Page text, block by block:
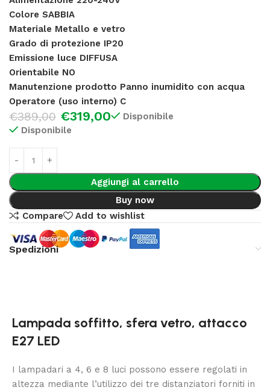
Colore SABBIA
Materiale Metallo e vetro
Grado di protezione IP20
Emissione luce DIFFUSA
Orientabile NO
Manutenzione prodotto Panno inumidito con acqua
Operatore (uso interno) C
€389,00 €319,00
Disponibile
Disponibile
Aggiungi al carrello
Buy now
Compare
Add to wishlist
Spedizioni
Lampada soffitto, sfera vetro, attacco
E27 LED
I lampadari a 4, 6 e 8 luci possono essere regolati in
altezza mediante l’utilizzo dei tre distanziatori forniti in